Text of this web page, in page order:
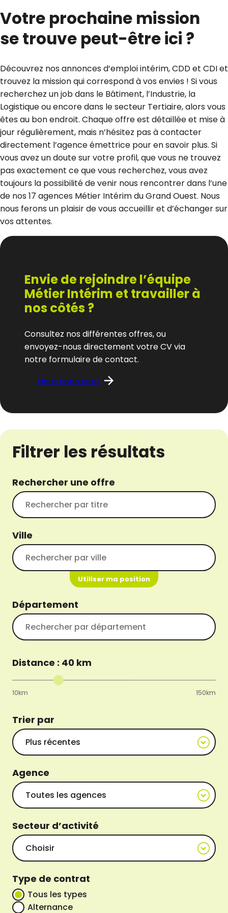
Votre prochaine mission
se trouve peut-être ici ?
Découvrez nos annonces d’emploi intérim, CDD et CDI et
trouvez la mission qui correspond à vos envies ! Si vous
recherchez un job dans le Bâtiment, l’Industrie, la
Logistique ou encore dans le secteur Tertiaire, alors vous
êtes au bon endroit. Chaque offre est détaillée et mise à
jour régulièrement, mais n’hésitez pas à contacter
directement l’agence émettrice pour en savoir plus. Si
vous avez un doute sur votre profil, que vous ne trouvez
pas exactement ce que vous recherchez, vous avez
toujours la possibilité de venir nous rencontrer dans l’une
de nos 17 agences Métier Intérim du Grand Ouest. Nous
nous ferons un plaisir de vous accueillir et d’échanger sur
vos attentes.
Envie de rejoindre l’équipe
Métier Intérim et travailler à
nos côtés ?
Consultez nos différentes offres, ou
envoyez-nous directement votre CV via
notre formulaire de contact.
Nous contacter
Filtrer les résultats
Rechercher une offre
Ville
Utiliser ma position
Département
Distance : 40 km
10km 150km
Trier par
Agence
Secteur d’activité
Type de contrat
Tous les types
Alternance